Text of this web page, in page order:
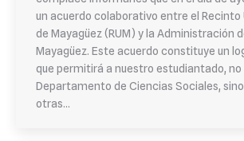
un acuerdo colaborativo entre el Recinto
de Mayagüez (RUM) y la Administración
Mayagüez. Este acuerdo constituye un
que permitirá a nuestro estudiantado, no
Departamento de Ciencias Sociales,
otras…